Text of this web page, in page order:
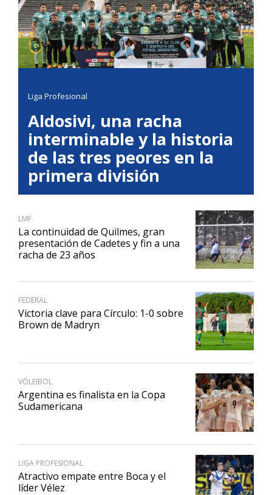
Liga Profesional
Aldosivi, una racha
interminable y la historia
de las tres peores en la
primera división
LMF
La continuidad de Quilmes, gran
presentación de Cadetes y fin a una
racha de 23 años
FEDERAL
Victoria clave para Círculo: 1-0 sobre
Brown de Madryn
VÓLEIBOL
Argentina es finalista en la Copa
Sudamericana
LIGA PROFESIONAL
Atractivo empate entre Boca y el
líder Vélez